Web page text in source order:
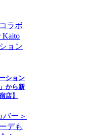
ション
から新
店】